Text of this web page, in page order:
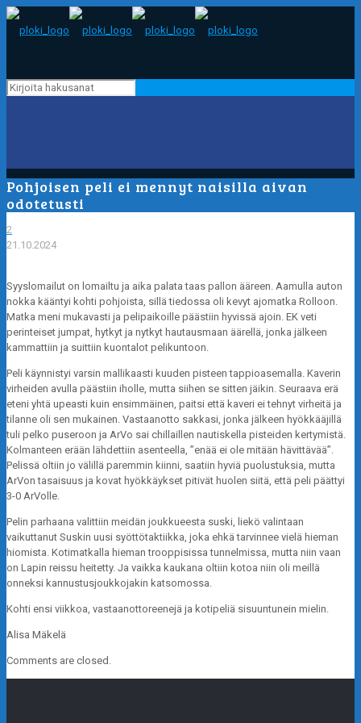
Pohjoisen peli ei mennyt naisilla aivan
odotetusti
2
21.10.2024
Syyslomailut on lomailtu ja aika palata taas pallon ääreen. Aamulla auton
nokka kääntyi kohti pohjoista, sillä tiedossa oli kevyt ajomatka Rolloon.
Matka meni mukavasti ja pelipaikoille päästiin hyvissä ajoin. EK veti
perinteiset jumpat, hytkyt ja nytkyt hautausmaan äärellä, jonka jälkeen
kammattiin ja suittiin kuontalot pelikuntoon.
Peli käynnistyi varsin mallikaasti kuuden pisteen tappioasemalla. Kaverin
virheiden avulla päästiin iholle, mutta siihen se sitten jäikin. Seuraava erä
eteni yhtä upeasti kuin ensimmäinen, paitsi että kaveri ei tehnyt virheitä ja
tilanne oli sen mukainen. Vastaanotto sakkasi, jonka jälkeen hyökkääjillä
tuli pelko puseroon ja ArVo sai chillaillen nautiskella pisteiden kertymistä.
Kolmanteen erään lähdettiin asenteella, ”enää ei ole mitään hävittävää”.
Pelissä oltiin jo välillä paremmin kiinni, saatiin hyviä puolustuksia, mutta
ArVon tasaisuus ja kovat hyökkäykset pitivät huolen siitä, että peli päättyi
3-0 ArVolle.
Pelin parhaana valittiin meidän joukkueesta suski, liekö valintaan
vaikuttanut Suskin uusi syöttötaktiikka, joka ehkä tarvinnee vielä hieman
hiomista. Kotimatkalla hieman trooppisissa tunnelmissa, mutta niin vaan
on Lapin reissu heitetty. Ja vaikka kaukana oltiin kotoa niin oli meillä
onneksi kannustusjoukkojakin katsomossa.
Kohti ensi viikkoa, vastaanottoreenejä ja kotipeliä sisuuntunein mielin.
Alisa Mäkelä
Comments are closed.